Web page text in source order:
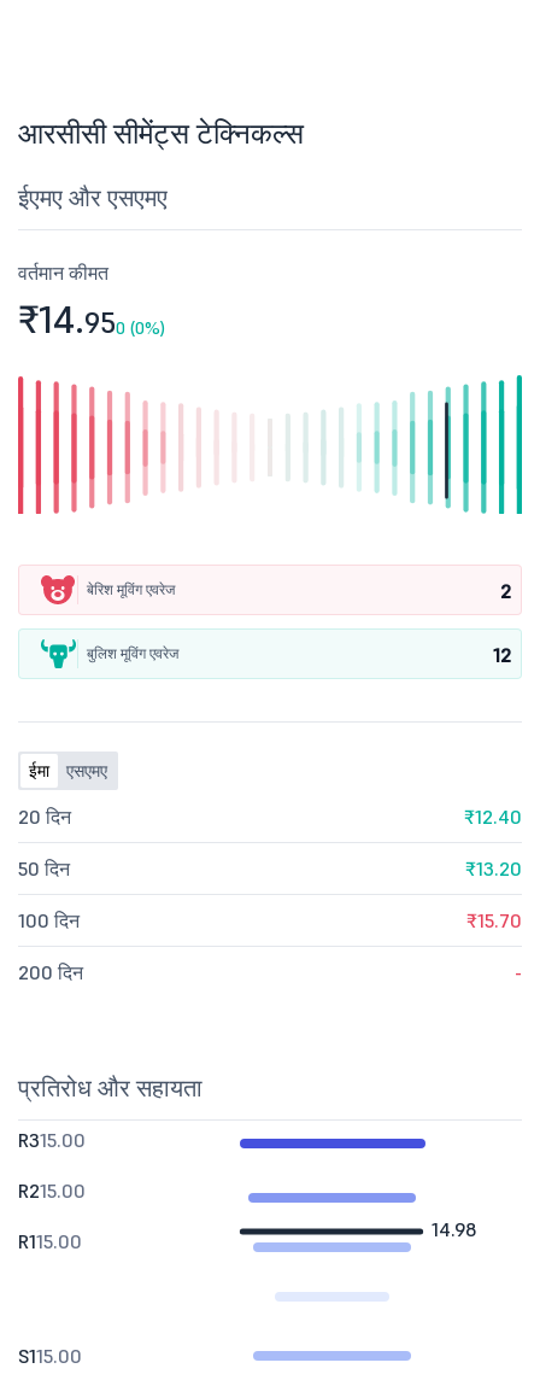
आरसीसी सीमेंट्स टेक्निकल्स
ईएमए और एसएमए
वर्तमान कीमत
₹14.950 (0%)
बेरिश मूविंग एवरेज 2
बुलिश मूविंग एवरेज 12
ईमा एसएमए
20 दिन ₹12.40
50 दिन ₹13.20
100 दिन ₹15.70
200 दिन -
प्रतिरोध और सहायता
14.98
R315.00
R215.00
R115.00
S115.00